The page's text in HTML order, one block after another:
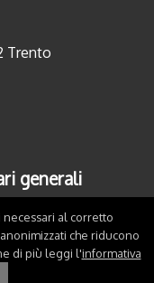
Trento
generali
al corretto
che riducono
di più leggi l'informativa